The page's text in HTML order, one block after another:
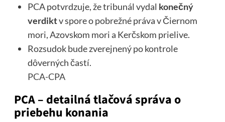
PCA potvrdzuje, že tribunál vydal konečný
verdiktv spore o pobrežné práva v Čiernom
mori, Azovskom mori a Kerčskom prielive.
Rozsudok bude zverejnený po kontrole
dôverných častí.
PCA-CPA
PCA – detailná tlačová správa o
priebehu konania